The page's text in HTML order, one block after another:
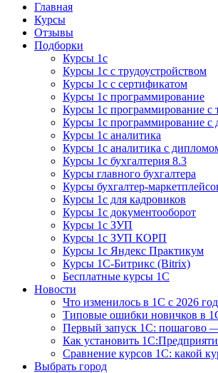
Курсы 1С
Курсы 1С официальная сертификация
Главная
Курсы
Отзывы
Подборки
Курсы 1с
Курсы 1с с трудоустройством
Курсы 1с с сертификатом
Курсы 1с программирование
Курсы 1с программирование с
Курсы 1с программирование с
Курсы 1с аналитика
Курсы 1с аналитика с
Курсы 1с бухгалтерия 8.3
Курсы главного бухгалтера
Курсы бухгалтер-
Курсы 1с для кадровиков
Курсы 1с документооборот
Курсы 1с ЗУП
Курсы 1с ЗУП КОРП
Курсы 1с Яндекс Практикум
Курсы 1С-Битрикс (Bitrix)
Бесплатные курсы 1С
Новости
Что изменилось в 1С с 2026
Типовые ошибки новичков в
Первый запуск 1С: пошагово —
Как установить
Сравнение курсов 1С: какой
Выбрать город